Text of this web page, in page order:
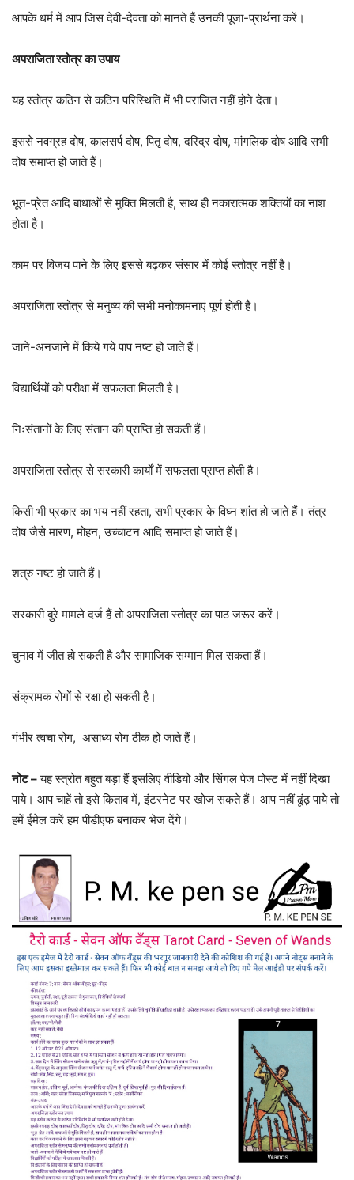
आपके धर्म में आप जिस देवी-देवता को मानते हैं उनकी पूजा-प्रार्थना करें।
अपराजिता स्तोत्र का उपाय
यह स्तोत्र कठिन से कठिन परिस्थिति में भी पराजित नहीं होने देता।
इससे नवग्रह दोष, कालसर्प दोष, पितृ दोष, दरिद्र दोष, मांगलिक दोष आदि सभी
दोष समाप्त हो जाते हैं।
भूत-प्रेत आदि बाधाओं से मुक्ति मिलती है, साथ ही नकारात्मक शक्तियों का नाश
होता है।
काम पर विजय पाने के लिए इससे बढ़कर संसार में कोई स्तोत्र नहीं है।
अपराजिता स्तोत्र से मनुष्य की सभी मनोकामनाएं पूर्ण होती हैं।
जाने-अनजाने में किये गये पाप नष्ट हो जाते हैं।
विद्यार्थियों को परीक्षा में सफलता मिलती है।
निःसंतानों के लिए संतान की प्राप्ति हो सकती हैं।
अपराजिता स्तोत्र से सरकारी कार्यों में सफलता प्राप्त होती है।
किसी भी प्रकार का भय नहीं रहता, सभी प्रकार के विघ्न शांत हो जाते हैं। तंत्र
दोष जैसे मारण, मोहन, उच्चाटन आदि समाप्त हो जाते हैं।
शत्रु नष्ट हो जाते हैं।
सरकारी बुरे मामले दर्ज हैं तो अपराजिता स्तोत्र का पाठ जरूर करें।
चुनाव में जीत हो सकती है और सामाजिक सम्मान मिल सकता हैं।
संक्रामक रोगों से रक्षा हो सकती है।
गंभीर त्वचा रोग, असाध्य रोग ठीक हो जाते हैं।
नोट –यह स्त्रोत बहुत बड़ा हैं इसलिए वीडियो और सिंगल पेज पोस्ट में नहीं दिखा
पाये। आप चाहें तो इसे किताब में, इंटरनेट पर खोज सकते हैं। आप नहीं ढूंढ़ पाये तो
हमें ईमेल करें हम पीडीएफ बनाकर भेज देंगे।